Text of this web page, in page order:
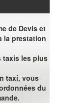
de Devis et
la prestation
taxis les plus
taxi, vous
du